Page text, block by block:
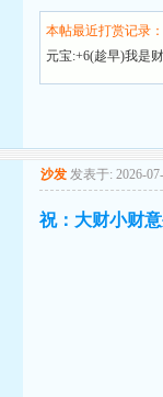
本帖最近打赏记录：
元宝:+6(趁早)我是
沙发 发表于: 2026-
祝：大财小财